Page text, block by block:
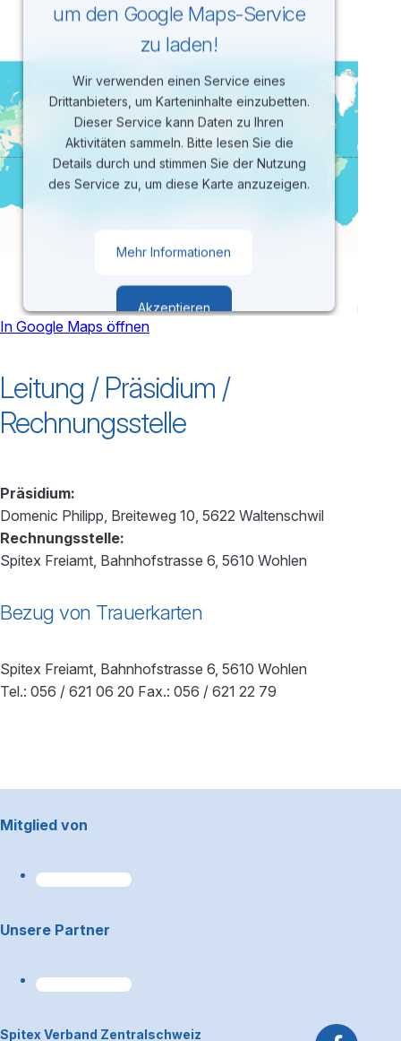
um den Google Maps-Service
zu laden!
Wir verwenden einen Service eines
Drittanbieters, um Karteninhalte einzubetten.
Dieser Service kann Daten zu Ihren
Aktivitäten sammeln. Bitte lesen Sie die
Details durch und stimmen Sie der Nutzung
des Service zu, um diese Karte anzuzeigen.
Mehr Informationen
Akzeptieren
Management Platform
In Google Maps öffnen
Leitung / Präsidium /
Rechnungsstelle
Präsidium:
Domenic Philipp, Breiteweg 10, 5622 Waltenschwil
Rechnungsstelle:
Spitex Freiamt, Bahnhofstrasse 6, 5610 Wohlen
Bezug von Trauerkarten
Spitex Freiamt, Bahnhofstrasse 6, 5610 Wohlen
Tel.: 056 / 621 06 20 Fax.: 056 / 621 22 79
Footerbereich
Mitglied von
Unsere Partner
~Kontaktinformationen
Spitex Verband Zentralschweiz